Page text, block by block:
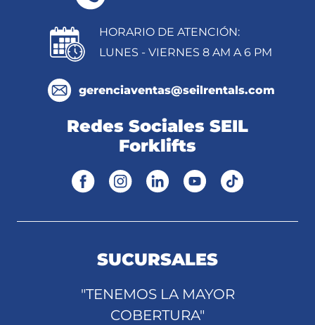
HORARIO DE ATENCIÓN:
LUNES - VIERNES 8 AM A 6 PM
gerenciaventas@seilrentals.com
Redes Sociales SEIL
Forklifts
SUCURSALES
"TENEMOS LA MAYOR
COBERTURA"